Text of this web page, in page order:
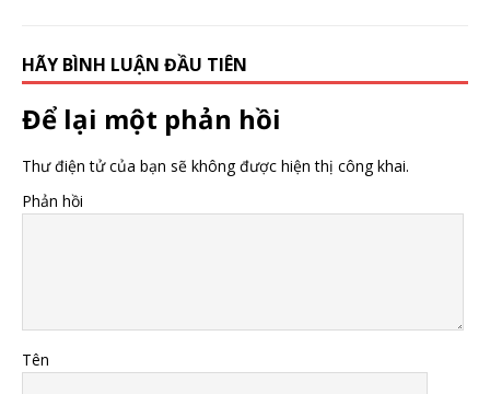
HÃY BÌNH LUẬN ĐẦU TIÊN
Để lại một phản hồi
Thư điện tử của bạn sẽ không được hiện thị công khai.
Phản hồi
Tên